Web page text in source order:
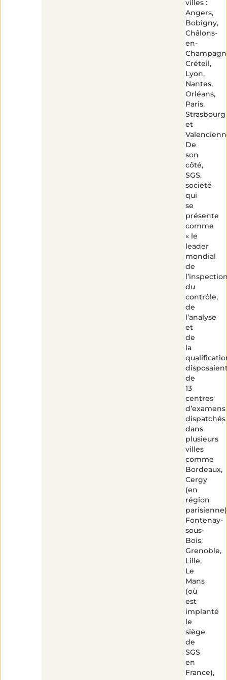
villes :
Angers,
Bobigny,
Châlons-
en-
Créteil,
Lyon,
Nantes,
Orléans,
Paris,
Strasbourg
et
De
son
côté,
SGS,
société
qui
se
présente
comme
« le
leader
mondial
de
du
contrôle,
de
l’analyse
et
de
la
de
13
centres
d’examens
dispatchés
dans
plusieurs
villes
comme
Bordeaux,
Cergy
(en
région
Fontenay-
sous-
Bois,
Grenoble,
Lille,
Le
Mans
(où
est
implanté
le
siège
de
SGS
en
France),